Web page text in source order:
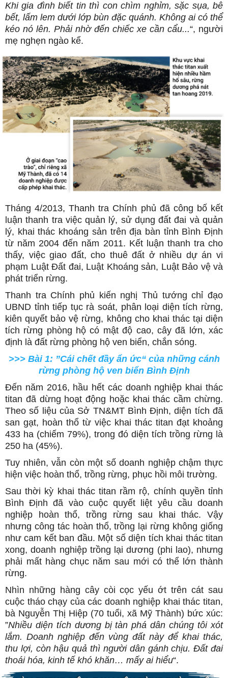
Khi gia đình biết tin thì con chìm nghỉm, sặc sụa, bê
bết, lấm lem dưới lớp bùn đặc quánh. Không ai có thể
kéo nó lên. Phải nhờ đến chiếc xe cần cẩu...“, người
mẹ nghẹn ngào kể.
Tháng 4/2013, Thanh tra Chính phủ đã công bố kết
luận thanh tra việc quản lý, sử dụng đất đai và quản
lý, khai thác khoáng sản trên địa bàn tỉnh Bình Định
từ năm 2004 đến năm 2011. Kết luận thanh tra cho
thấy, việc giao đất, cho thuê đất ở nhiều dự án vi
phạm Luật Đất đai, Luật Khoáng sản, Luật Bảo vệ và
phát triển rừng.
Thanh tra Chính phủ kiến nghị Thủ tướng chỉ đạo
UBND tỉnh tiếp tục rà soát, phân loại diện tích rừng,
kiên quyết bảo vệ rừng, không cho khai thác tại diện
tích rừng phòng hộ có mật độ cao, cây đã lớn, xác
định là đất rừng phòng hộ ven biển, chắn sóng.
>>> Bài 1: ”Cái chết đầy ẩn ức“ của những cánh
rừng phòng hộ ven biển Bình Định
Đến năm 2016, hầu hết các doanh nghiệp khai thác
titan đã dừng hoạt động hoặc khai thác cầm chừng.
Theo số liệu của Sở TN&MT Bình Định, diện tích đã
san gạt, hoàn thổ từ việc khai thác titan đạt khoảng
433 ha (chiếm 79%), trong đó diện tích trồng rừng là
250 ha (45%).
Tuy nhiên, vẫn còn một số doanh nghiệp chậm thực
hiện việc hoàn thổ, trồng rừng, phục hồi môi trường.
Sau thời kỳ khai thác titan rầm rộ, chính quyền tỉnh
Bình Định đã vào cuộc quyết liệt yêu cầu doanh
nghiệp hoàn thổ, trồng rừng sau khai thác. Vậy
nhưng công tác hoàn thổ, trồng lại rừng không giống
như cam kết ban đầu. Một số diện tích khai thác titan
xong, doanh nghiệp trồng lại dương (phi lao), nhưng
phải mất hàng chục năm sau mới có thể lớn thành
rừng.
Nhìn những hàng cây còi cọc yếu ớt trên cát sau
cuộc tháo chạy của các doanh nghiệp khai thác titan,
bà Nguyễn Thị Hiệp (70 tuổi, xã Mỹ Thành) bức xúc:
”Nhiều diện tích dương bị tàn phá dân chúng tôi xót
lắm. Doanh nghiệp đến vùng đất này để khai thác,
thu lợi, còn hậu quả thì người dân gánh chịu. Đất đai
thoái hóa, kinh tế khó khăn… mấy ai hiểu“.